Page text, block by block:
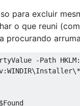
para excluir
o que reuni
procurando
-Path